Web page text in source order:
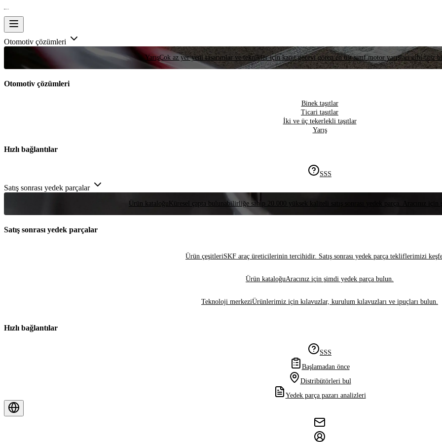
Otomotiv çözümleri
YarışÇok az yer yeni tasarımlar ve teknikler için kanıt görevi gören en üst sınıf motor yarışları gibi titiz
Otomotiv çözümleri
Binek taşıtlar
Ticari taşıtlar
İki ve üç tekerlekli taşıtlar
Yarış
Hızlı bağlantılar
SSS
Satış sonrası yedek parçalar
Ürün kataloğu Küresel çapta bulunabilirliğe sahip 20.000 yüksek kaliteli satış sonrası yedek parça. Aracınız
Satış sonrası yedek parçalar
Ürün çeşitleriSKF araç üreticilerinin tercihidir. Satış sonrası yedek parça tekliflerimizi
Ürün kataloğuAracınız için şimdi yedek parça bulun.
Teknoloji merkeziÜrünlerimiz için kılavuzlar, kurulum kılavuzları ve ipuçları bulun.
Hızlı bağlantılar
SSS
Başlamadan önce
Distribütörleri bul
Yedek parça pazarı analizleri